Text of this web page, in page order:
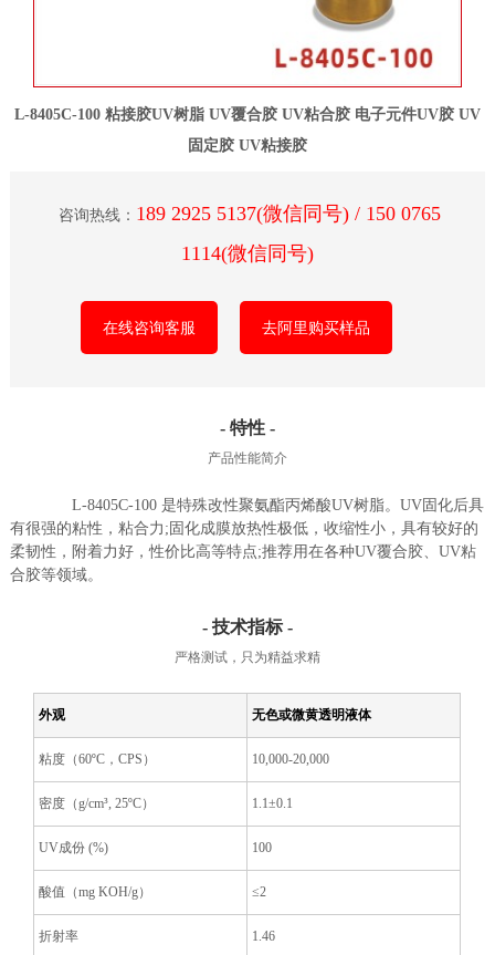
L-8405C-100 粘接胶UV树脂 UV覆合胶 UV粘合胶 电子元件UV胶 UV
固定胶 UV粘接胶
咨询热线： 189 2925 5137(微信同号) / 150 0765
1114(微信同号)
在线咨询客服 去阿里购买样品
- 特性 -
产品性能简介
L-8405C-100 是特殊改性聚氨酯丙烯酸UV树脂。UV固化后具
有很强的粘性，粘合力;固化成膜放热性极低，收缩性小，具有较好的
柔韧性，附着力好，性价比高等特点;推荐用在各种UV覆合胶、UV粘
合胶等领域。
- 技术指标 -
严格测试，只为精益求精
外观 无色或微黄透明液体
粘度（60ºC，CPS） 10,000-20,000
密度（g/cm³, 25ºC） 1.1±0.1
UV成份 (%) 100
酸值（mg KOH/g） ≤2
折射率 1.46